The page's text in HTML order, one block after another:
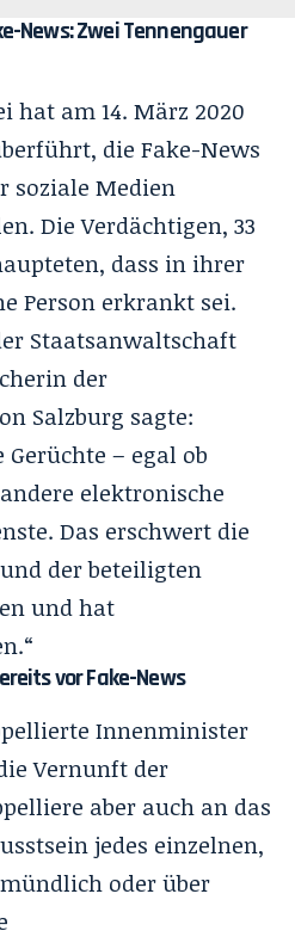
News: Zwei Tennengauer
hat am 14. März 2020
die Fake-News
soziale Medien
Die Verdächtigen, 33
dass in ihrer
Person erkrankt sei.
Staatsanwaltschaft
der
Salzburg sagte:
Gerüchte – egal ob
elektronische
Das erschwert die
der beteiligten
und hat
vor Fake-News
Innenminister
Vernunft der
aber auch an das
jedes einzelnen,
oder über